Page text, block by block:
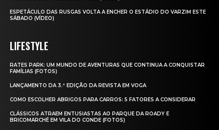
ESPETÁCULO DAS RUSGAS VOLTA A ENCHER O ESTÁDIO DO VARZIM ESTE
SÁBADO (VÍDEO)
LIFESTYLE
RATES PARK: UM MUNDO DE AVENTURAS QUE CONTINUA A CONQUISTAR
FAMÍLIAS (FOTOS)
LANÇAMENTO DA 3.ª EDIÇÃO DA REVISTA EM VOGA
COMO ESCOLHER ABRIGOS PARA CARROS: 5 FATORES A CONSIDERAR
CLÁSSICOS ATRAEM ENTUSIASTAS AO PARQUE DA ROADY E
BRICOMARCHÉ EM VILA DO CONDE (FOTOS)